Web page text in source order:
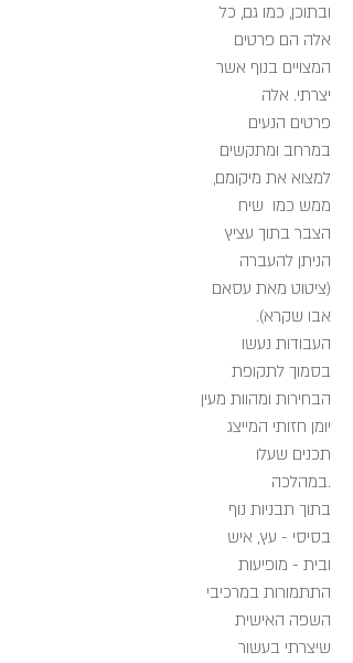
ובתוכן, כמו גם, כל
אלה הם פרטים
המצויים בנוף אשר
יצרתי. אלה
פרטים הנעים
במרחב ומתקשים
למצוא את מיקומם,
ממש כמו שיח
הצבר בתוך עציץ
הניתן להעברה
(ציטוט מאת עסאם
אבו שקרא).
העבודות נעשו
בסמוך לתקופת
הבחירות ומהוות מעין
יומן חזותי המייצג
תכנים שעלו
במהלכה.
בתוך תבניות נוף
בסיסי - עץ, איש
ובית - מופיעות
התתמורות במרכיבי
השפה האישית
שיצרתי בעשור